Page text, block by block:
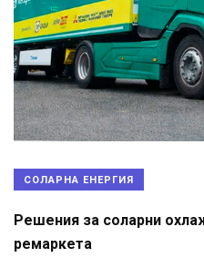
СОЛАРНА ЕНЕРГИЯ
Решения за соларни
ремаркета